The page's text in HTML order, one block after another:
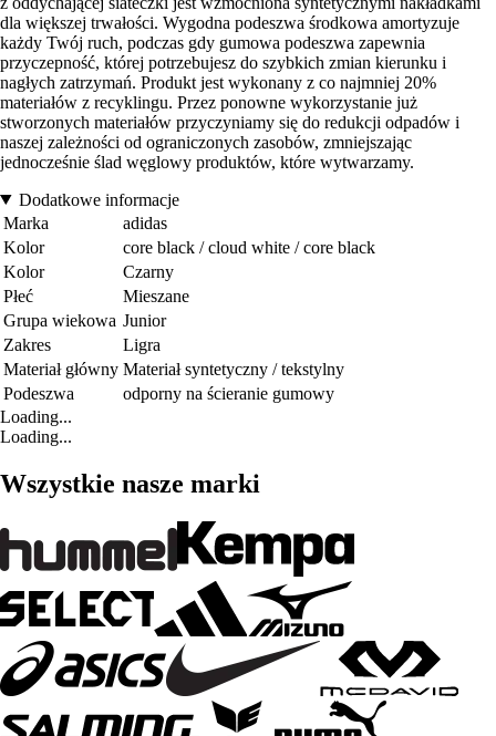
dla większej trwałości. Wygodna podeszwa środkowa amortyzuje
każdy Twój ruch, podczas gdy gumowa podeszwa zapewnia
przyczepność, której potrzebujesz do szybkich zmian kierunku i
nagłych zatrzymań. Produkt jest wykonany z co najmniej 20%
materiałów z recyklingu. Przez ponowne wykorzystanie już
stworzonych materiałów przyczyniamy się do redukcji odpadów i
naszej zależności od ograniczonych zasobów, zmniejszając
jednocześnie ślad węglowy produktów, które wytwarzamy.
Dodatkowe informacje
Marka
adidas
Kolor
core black / cloud white / core black
Kolor
Czarny
Płeć
Mieszane
Grupa wiekowa Junior
Zakres
Ligra
Materiał główny Materiał syntetyczny / tekstylny
Podeszwa
odporny na ścieranie gumowy
Loading...
Loading...
Wszystkie nasze marki